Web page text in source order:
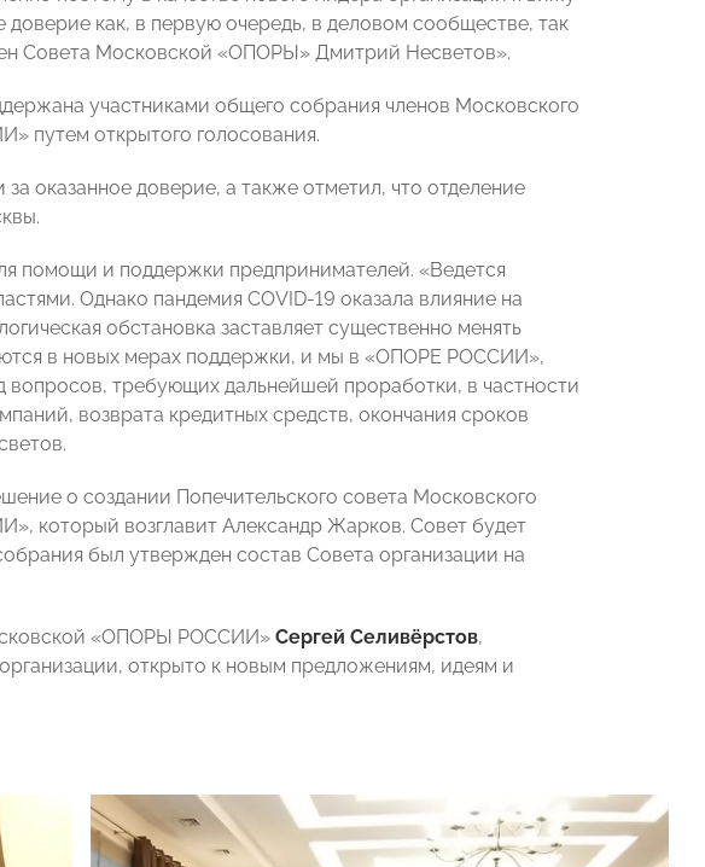
как, в первую очередь, в деловом сообществе, так
Совета Московской «ОПОРЫ» Дмитрий Несветов».
участниками общего собрания членов Московского
путем открытого голосования.
оказанное доверие, а также отметил, что отделение
помощи и поддержки предпринимателей. «Ведется
Однако пандемия COVID-19 оказала влияние на
обстановка заставляет существенно менять
в новых мерах поддержки, и мы в «ОПОРЕ РОССИИ»,
вопросов, требующих дальнейшей проработки, в частности
возврата кредитных средств, окончания сроков
о создании Попечительского совета Московского
который возглавит Александр Жарков. Совет будет
был утвержден состав Совета организации на
«ОПОРЫ РОССИИ» Сергей Селивёрстов,
открыто к новым предложениям, идеям и